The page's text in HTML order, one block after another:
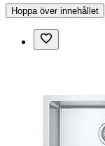
Hoppa över innehållet